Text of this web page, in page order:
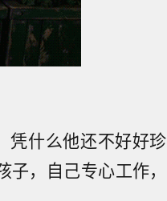
凭什么他还不好好珍
，自己专心工作，